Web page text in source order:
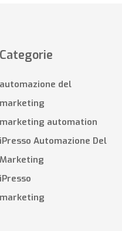
Categorie
automazione del
marketing
marketing automation
iPresso Automazione Del
Marketing
iPresso
marketing